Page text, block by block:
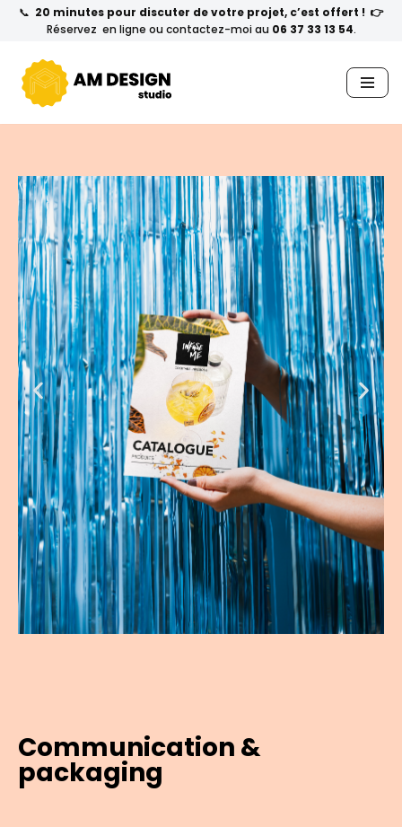
au
contenu
📞 20 minutes pour discuter de votre projet, c’est offert ! 👉
Réservez en ligne ou contactez-moi au 06 37 33 13 54.
Communication &
packaging